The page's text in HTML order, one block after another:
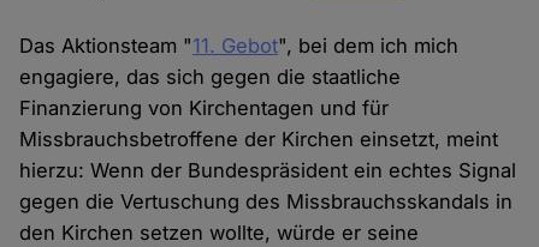
Das Aktionsteam "11. Gebot", bei dem ich mich
engagiere, das sich gegen die staatliche
Finanzierung von Kirchentagen und für
Missbrauchsbetroffene der Kirchen einsetzt, meint
hierzu: Wenn der Bundespräsident ein echtes Signal
gegen die Vertuschung des Missbrauchsskandals in
den Kirchen setzen wollte, würde er seine